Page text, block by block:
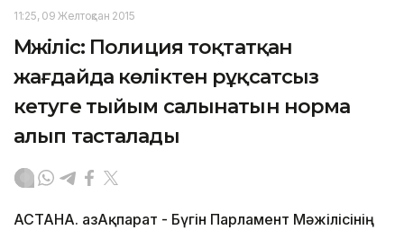
11:25, 09 Желтоқсан 2015
Мәжіліс: Полиция тоқтатқан
жағдайда көліктен рұқсатсыз
кетуге тыйым салынатын норма
алып тасталады
АСТАНА. ҚазАқпарат - Бүгін Парламент Мәжілісінің